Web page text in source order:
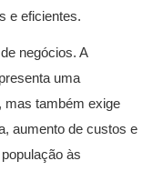
e eficientes.
negócios. A
uma
mas também exige
aumento de custos e
às